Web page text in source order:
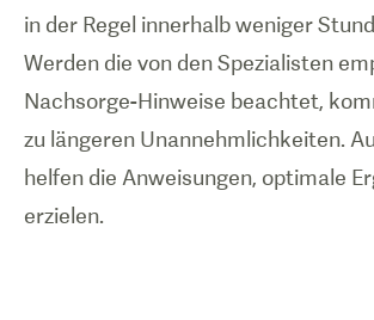
in der Regel innerhalb weniger
Werden die von den Spezialisten
Nachsorge-Hinweise beachtet,
zu längeren Unannehmlichkeiten.
helfen die Anweisungen, optimale
erzielen.